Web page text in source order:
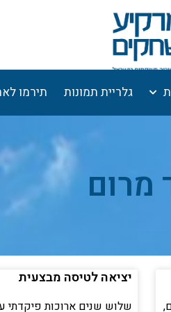
גלריית תמונות תירמו
מרום
יציאה לטיסה מבצעית